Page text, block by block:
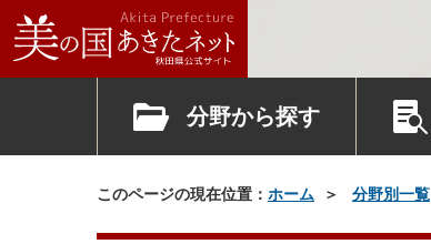
分野から探す
このページの現在位置： ホーム 分野別一覧